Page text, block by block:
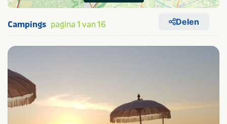
Campings pagina 1 van 16 Delen